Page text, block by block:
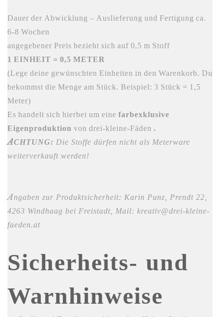
Dauer der Abwicklung – Auslieferung und Fertigung ca.
6-8 Wochen
angegebener Preis bezieht sich auf 0,5 m Stoff
1 EINHEIT = 0,5 METER
(Lege deine gewünschten Einheiten in den Warenkorb. Du
bekommst die Menge am Stück. Beispiel: 3 Stück = 1,5
Meter)
Es handelt sich hierbei um eine farbexklusive
Eigenproduktion von drei-kleine-Fäden .
ACHTUNG: Die Stoffe dürfen nicht als Meterware
weiterverkauft werden!
Angaben zur Produktsicherheit: Karin Punz, Prendt 22,
4263 Windhaag bei Freistadt, Mail: kreativ@drei-kleine-
faeden.at
Sicherheits- und
Warnhinweise